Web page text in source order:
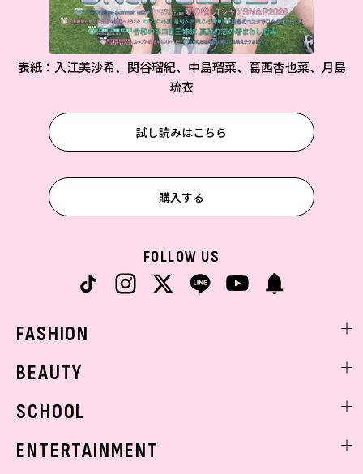
表紙：入江美沙希、関谷瑠紀、中島瑠菜、葛西杏也菜、月島
琉衣
試し読みはこちら
購入する
FOLLOW US
FASHION
着回し
BEAUTY
ベストコスメ
SCHOOL
ENTERTAINMENT